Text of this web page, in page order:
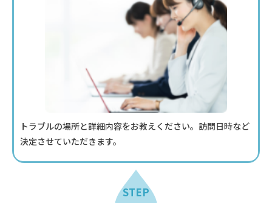
トラブルの場所と詳細内容をお教えください。訪問日時など
決定させていただきます。
STEP